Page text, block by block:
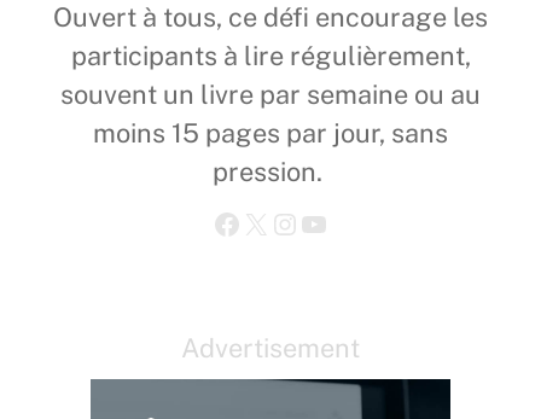
Ouvert à tous, ce défi encourage les
participants à lire régulièrement,
souvent un livre par semaine ou au
moins 15 pages par jour, sans
pression.
Facebook X Instagram YouTube
Advertisement